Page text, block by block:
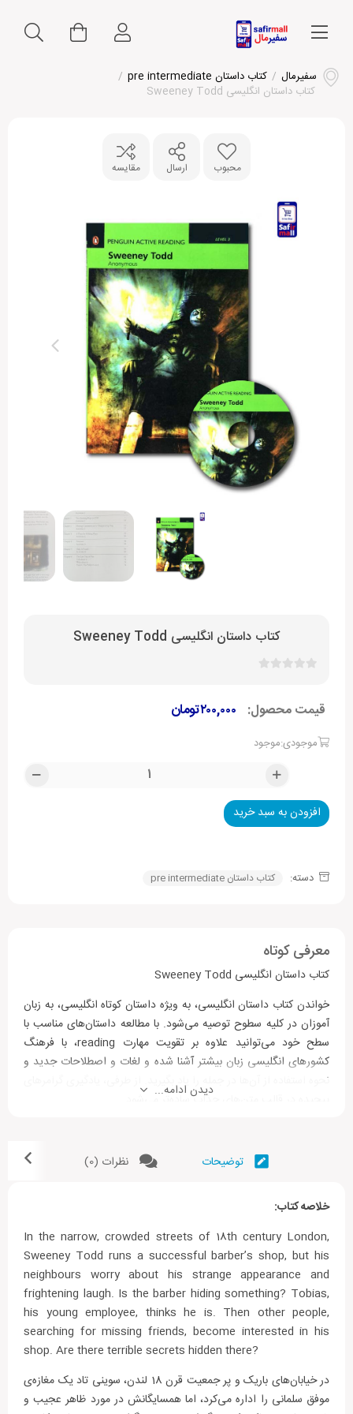
سفیرمال / کتاب داستان pre intermediate
/
کتاب داستان انگلیسی Sweeney Todd
محبوب ارسال مقایسه
کتاب داستان انگلیسی Sweeney Todd
قیمت محصول: تومان۲۰۰,۰۰۰
موجودی:موجود
افزودن به سبد خرید
دسته: کتاب داستان pre intermediate
معرفی کوتاه
کتاب داستان انگلیسی Sweeney Todd
خواندن کتاب داستان انگلیسی، به ویژه داستان کوتاه انگلیسی، به زبان
آموزان در کلیه سطوح توصیه می‌شود. با مطالعه داستان‌های مناسب با
سطح خود می‌توانید علاوه بر تقویت مهارت ‌reading، با فرهنگ
کشورهای انگلیسی زبان بیشتر آشنا شده و لغات و اصطلاحات جدید و
نحوه استفاده از آن‌ها در جمله را یاد بگیرید. از طرفی، یادگیری گرامرهای
پیچیده در قالب متن‌های جذاب ساده‌تر می‌شود.
دیدن ادامه...
توضیحات نظرات (0)
خلاصه کتاب:
In the narrow, crowded streets of 18th century London,
Sweeney Todd runs a successful barber’s shop, but his
neighbours worry about his strange appearance and
frightening laugh. Is the barber hiding something? Tobias,
his young employee, thinks he is. Then other people,
searching for missing friends, become interested in his
shop. Are there terrible secrets hidden there?
در خیابان‌های باریک و پر جمعیت قرن 18 لندن، سوینی تاد یک مغازه‌ی
موفق سلمانی را اداره می‌کرد، اما همسایگانش در مورد ظاهر عجیب و